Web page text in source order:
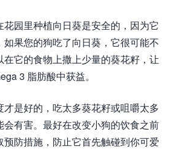
园里种植向日葵是安全的，因为它
果您的狗吃了向日葵，它很可能不
它的食物上撒上少量的葵花籽，让
3 脂肪酸中获益。
是好的，吃太多葵花籽或咀嚼太多
会有害。最好在改变小狗的饮食之前
预防措施，防止它首先触碰到你可爱